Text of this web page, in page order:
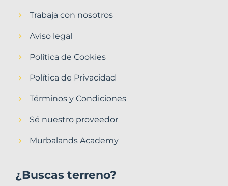
Trabaja con nosotros
Aviso legal
Política de Cookies
Política de Privacidad
Términos y Condiciones
Sé nuestro proveedor
Murbalands Academy
¿Buscas terreno?